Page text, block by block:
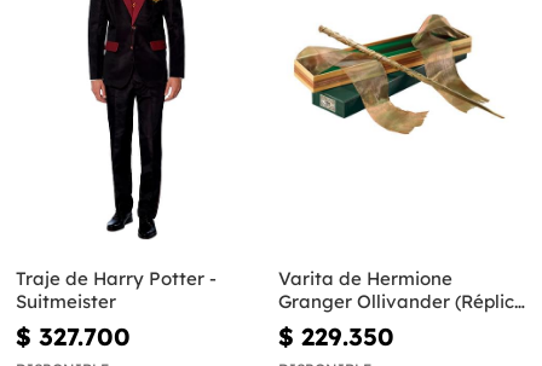
Traje de Harry Potter -
Suitmeister
$ 327.700
Varita de Hermione
Granger Ollivander (Réplica
Oficial) - Harry Potter
$ 229.350